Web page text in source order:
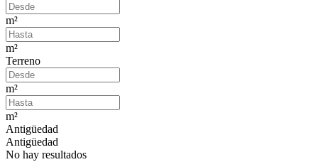
m²
m²
Terreno
m²
m²
Antigüedad
Antigüedad
No hay resultados